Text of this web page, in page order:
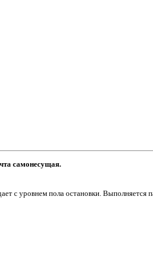
самонесущая.
с уровнем пола остановки. Выполняется